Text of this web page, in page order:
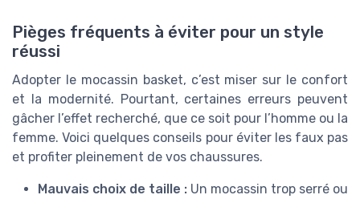
Pièges fréquents à éviter pour un style
réussi
Adopter le mocassin basket, c’est miser sur le confort
et la modernité. Pourtant, certaines erreurs peuvent
gâcher l’effet recherché, que ce soit pour l’homme ou la
femme. Voici quelques conseils pour éviter les faux pas
et profiter pleinement de vos chaussures.
Mauvais choix de taille : Un mocassin trop serré ou